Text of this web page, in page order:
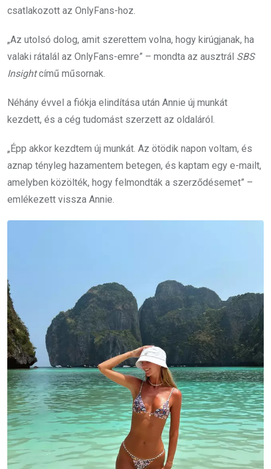
csatlakozott az OnlyFans-hoz.
„Az utolsó dolog, amit szerettem volna, hogy kirúgjanak, ha
valaki rátalál az OnlyFans-emre” – mondta az ausztrál SBS
Insightcímű műsornak.
Néhány évvel a fiókja elindítása után Annie új munkát
kezdett, és a cég tudomást szerzett az oldaláról.
„Épp akkor kezdtem új munkát. Az ötödik napon voltam, és
aznap tényleg hazamentem betegen, és kaptam egy e-mailt,
amelyben közölték, hogy felmondták a szerződésemet” –
emlékezett vissza Annie.